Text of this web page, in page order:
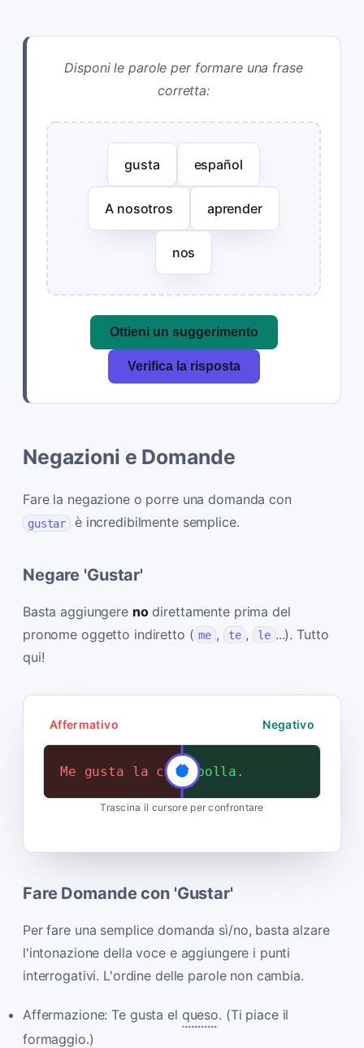
Disponi le parole per formare una frase
corretta:
gusta español
A nosotros aprender
nos
Ottieni un suggerimento
Verifica la risposta
Negazioni e Domande
Fare la negazione o porre una domanda con
gustar è incredibilmente semplice.
Negare 'Gustar'
Basta aggiungere nodirettamente prima del
pronome oggetto indiretto ( me , te , le ...). Tutto
qui!
Affermativo Negativo
Me gusta la cebolla.
No me gusta la cebolla.
Trascina il cursore per confrontare
Fare Domande con 'Gustar'
Per fare una semplice domanda sì/no, basta alzare
l'intonazione della voce e aggiungere i punti
interrogativi. L'ordine delle parole non cambia.
Affermazione: Te gusta el queso. (Ti piace il
formaggio.)